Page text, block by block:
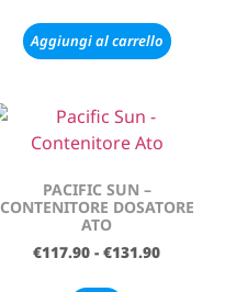
Aggiungi al carrello
PACIFIC SUN –
CONTENITORE DOSATORE
ATO
€117.90 - €131.90